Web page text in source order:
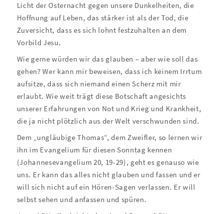
Licht der Osternacht gegen unsere Dunkelheiten, die
Hoffnung auf Leben, das stärker ist als der Tod, die
Zuversicht, dass es sich lohnt festzuhalten an dem
Vorbild Jesu.
Wie gerne würden wir das glauben – aber wie soll das
gehen? Wer kann mir beweisen, dass ich keinem Irrtum
aufsitze, dass sich niemand einen Scherz mit mir
erlaubt. Wie weit trägt diese Botschaft angesichts
unserer Erfahrungen von Not und Krieg und Krankheit,
die ja nicht plötzlich aus der Welt verschwunden sind.
Dem „ungläubige Thomas“, dem Zweifler, so lernen wir
ihn im Evangelium für diesen Sonntag kennen
(Johannesevangelium 20, 19-29), geht es genauso wie
uns. Er kann das alles nicht glauben und fassen und er
will sich nicht auf ein Hören-Sagen verlassen. Er will
selbst sehen und anfassen und spüren.